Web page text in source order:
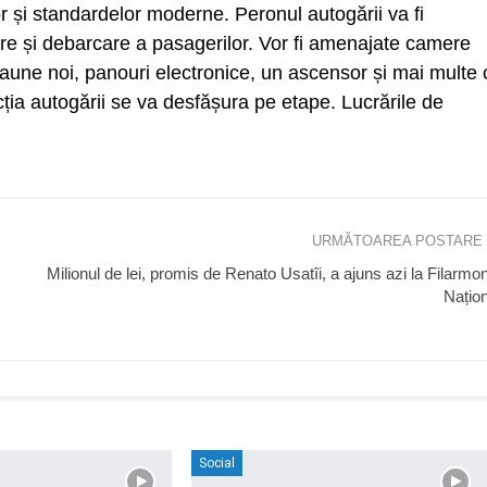
standardelor moderne. Peronul autogării va fi
și debarcare a pasagerilor. Vor fi amenajate camere
noi, panouri electronice, un ascensor și mai multe
autogării se va desfășura pe etape. Lucrările de
URMĂTOAREA POSTARE
Milionul de lei, promis de Renato Usatîi, a ajuns azi la
Social